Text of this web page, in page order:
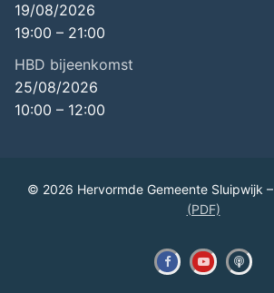
19/08/2026
19:00 – 21:00
HBD bijeenkomst
25/08/2026
10:00 – 12:00
© 2026 Hervormde Gemeente Sluipwijk –
(PDF)